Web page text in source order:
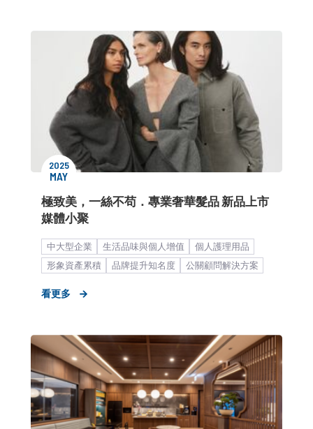
2025
MAY
極致美，一絲不苟．專業奢華髮品 新品上市
媒體小聚
中大型企業 生活品味與個人增值
個人護理用品
形象資產累積
品牌提升知名度
公關顧問解決方案
看更多